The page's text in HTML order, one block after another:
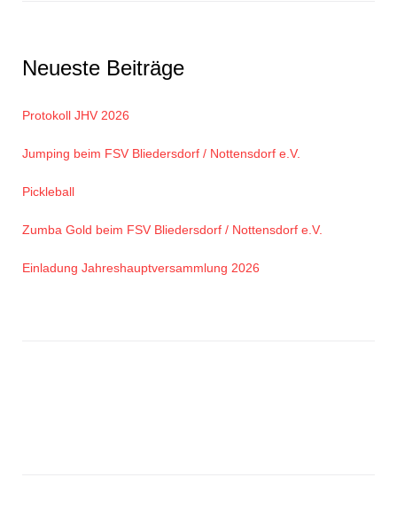
Neueste Beiträge
Protokoll JHV 2026
Jumping beim FSV Bliedersdorf / Nottensdorf e.V.
Pickleball
Zumba Gold beim FSV Bliedersdorf / Nottensdorf e.V.
Einladung Jahreshauptversammlung 2026